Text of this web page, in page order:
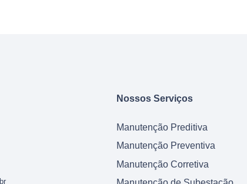
Nossos Serviços
Manutenção Preditiva
Manutenção Preventiva
Manutenção Corretiva